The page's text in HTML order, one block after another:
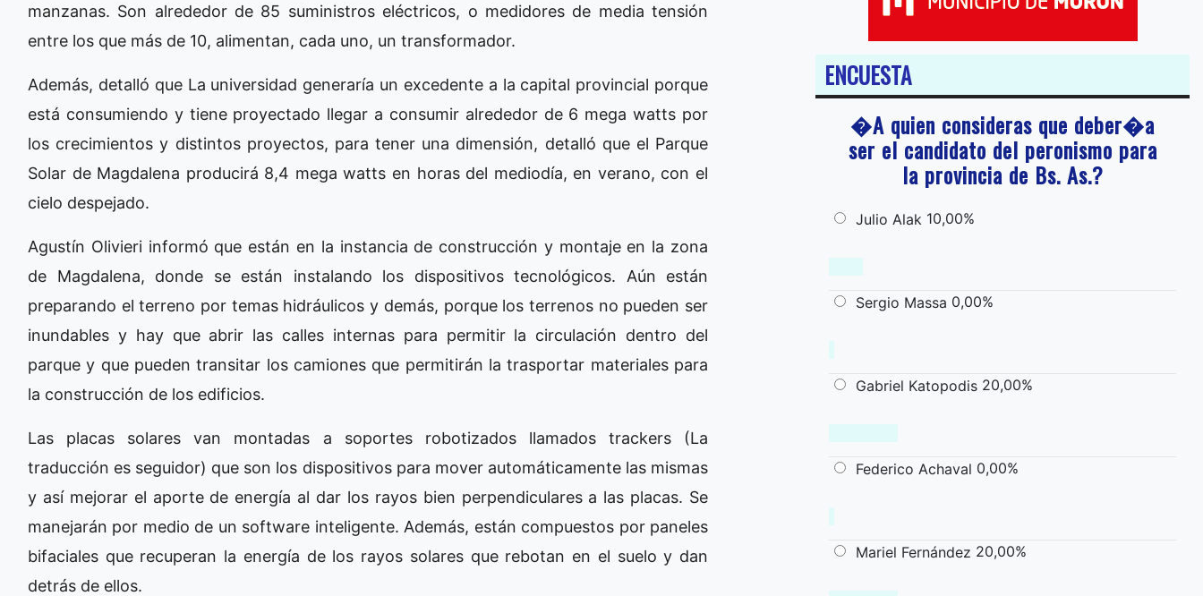
manzanas. Son alrededor de 85 suministros eléctricos, o medidores de media tensión
entre los que más de 10, alimentan, cada uno, un transformador.
Además, detalló que La universidad generaría un excedente a la capital provincial porque
está consumiendo y tiene proyectado llegar a consumir alrededor de 6 mega watts por
los crecimientos y distintos proyectos, para tener una dimensión, detalló que el Parque
Solar de Magdalena producirá 8,4 mega watts en horas del mediodía, en verano, con el
cielo despejado.
Agustín Olivieri informó que están en la instancia de construcción y montaje en la zona
de Magdalena, donde se están instalando los dispositivos tecnológicos. Aún están
preparando el terreno por temas hidráulicos y demás, porque los terrenos no pueden ser
inundables y hay que abrir las calles internas para permitir la circulación dentro del
parque y que pueden transitar los camiones que permitirán la trasportar materiales para
la construcción de los edificios.
Las placas solares van montadas a soportes robotizados llamados trackers (La
traducción es seguidor) que son los dispositivos para mover automáticamente las mismas
y así mejorar el aporte de energía al dar los rayos bien perpendiculares a las placas. Se
manejarán por medio de un software inteligente. Además, están compuestos por paneles
bifaciales que recuperan la energía de los rayos solares que rebotan en el suelo y dan
detrás de ellos.
ENCUESTA
�A quien consideras que deber�a
ser el candidato del peronismo para
la provincia de Bs. As.?
Julio Alak 10,00%
Sergio Massa 0,00%
Gabriel Katopodis 20,00%
Federico Achaval 0,00%
Mariel Fernández 20,00%